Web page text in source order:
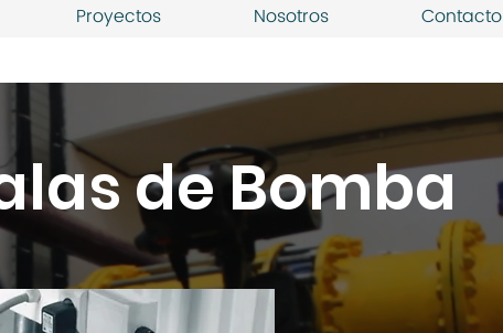
Proyectos Nosotros Contacto
de Bomba